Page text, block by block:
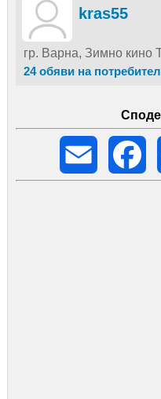
kras55
гр. Варна, Зимно кино
24 обяви на
Email